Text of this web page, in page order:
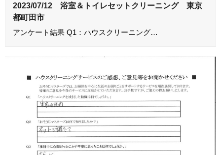
2023/07/12 浴室＆トイレセットクリーニング 東京
都町田市
アンケート結果 Q1：ハウスクリーニング…